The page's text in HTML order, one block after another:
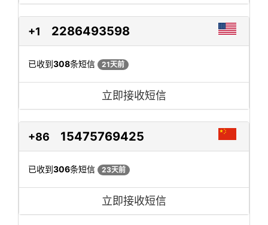
+1 2286493598
已收到308条短信 21天前
立即接收短信
+86 15475769425
已收到306条短信 23天前
立即接收短信